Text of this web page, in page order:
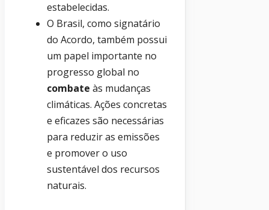
estabelecidas.
O Brasil, como signatário
do Acordo, também possui
um papel importante no
progresso global no
combate às mudanças
climáticas. Ações concretas
e eficazes são necessárias
para reduzir as emissões
e promover o uso
sustentável dos recursos
naturais.